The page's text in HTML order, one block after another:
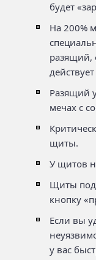
будет
На 200%
разящий,
Разящий
мечах с
щиты.
У щитов
Щиты
кнопку
Если вы
у вас